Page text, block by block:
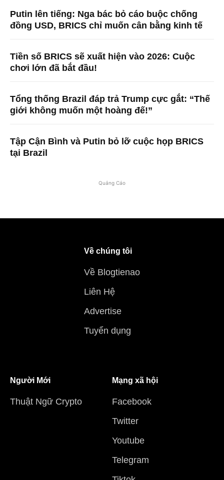
Putin lên tiếng: Nga bác bỏ cáo buộc chống
đồng USD, BRICS chỉ muốn cân bằng kinh tế
Tiền số BRICS sẽ xuất hiện vào 2026: Cuộc
chơi lớn đã bắt đầu!
Tổng thống Brazil đáp trả Trump cực gắt: “Thế
giới không muốn một hoàng đế!”
Tập Cận Bình và Putin bỏ lỡ cuộc họp BRICS
tại Brazil
Quảng Cáo
Về chúng tôi
Về Blogtienao
Liên Hệ
Advertise
Tuyển dụng
Người Mới
Thuật Ngữ Crypto
Mạng xã hội
Facebook
Twitter
Youtube
Telegram